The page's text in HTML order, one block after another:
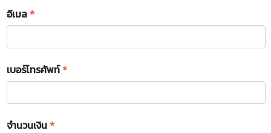
อีเมล*
เบอร์โทรศัพท์*
จำนวนเงิน*